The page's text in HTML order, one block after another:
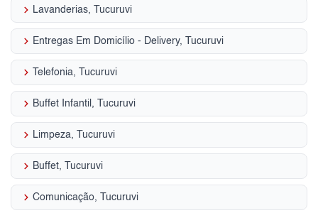
keyboard_arrow_right Lavanderias, Tucuruvi
keyboard_arrow_right Entregas Em Domicílio - Delivery, Tucuruvi
keyboard_arrow_right Telefonia, Tucuruvi
keyboard_arrow_right Buffet Infantil, Tucuruvi
keyboard_arrow_right Limpeza, Tucuruvi
keyboard_arrow_right Buffet, Tucuruvi
keyboard_arrow_right Comunicação, Tucuruvi